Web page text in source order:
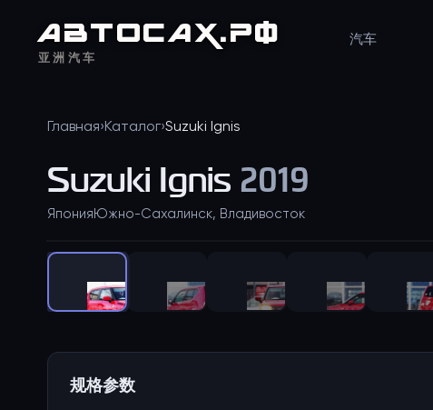
АВТОСАХ.РФ
亚洲汽车
汽车
Главная›Каталог›Suzuki Ignis
Suzuki Ignis 2019
Япония Южно-Сахалинск, Владивосток
规格参数